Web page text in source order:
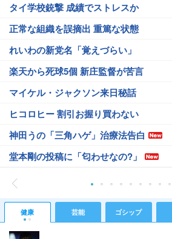
タイ学校銃撃 成績でストレスか
正常な組織を誤摘出 重篤な状態
れいわの新党名「覚えづらい」
楽天から死球5個 新庄監督が苦言
マイケル・ジャクソン来日秘話
ヒコロヒー 割引お握り買わない
神田うの「三角ハゲ」治療法告白
堂本剛の投稿に「匂わせなの?」
健康 芸能 ゴシップ